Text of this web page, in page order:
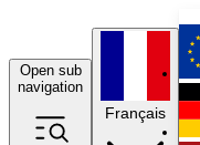
Open sub
navigation
Français